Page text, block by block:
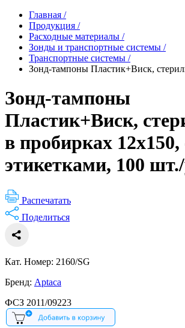
Главная /
Продукция /
Расходные материалы /
Зонды и транспортные системы /
Транспортные системы /
Зонд-тампоны Пластик+Виск,
Зонд-тампоны
Пластик+Виск,
в пробирках 12х150,
этикетками, 100
Распечатать
Поделиться
Кат. Номер: 2160/SG
Бренд: Aptaca
ФСЗ 2011/09223